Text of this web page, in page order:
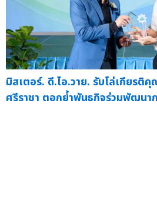
มิสเตอร์. ดี.ไอ.วาย. รับโล่เกียรติ
ศรีราชา ตอกย้ำพันธกิจร่วมพัฒนา